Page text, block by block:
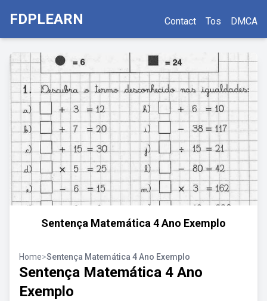
FDPLEARN Contact Tos DMCA
Sentença Matemática 4 Ano Exemplo
Home>Sentença Matemática 4 Ano Exemplo
Sentença Matemática 4 Ano
Exemplo